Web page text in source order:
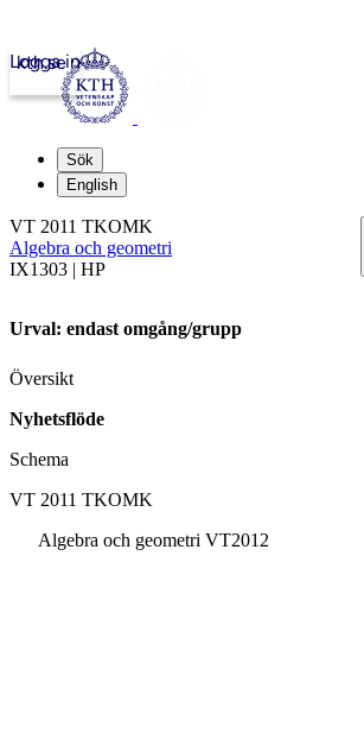
kth.se
Logga in
Sök
English
VT 2011 TKOMK
Algebra och geometri
IX1303 | HP
Urval: endast omgång/grupp
Översikt
Nyhetsflöde
Schema
VT 2011 TKOMK
Algebra och geometri VT2012